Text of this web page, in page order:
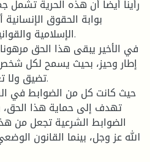
بوابة الحقوق
الإسلامية
إطار وحيز، بحيث يسمح لكل
تضيق ولا
تهدف إلى حماية هذا الحق،
الضوابط الشرعية تجعل من
الله عز وجل، بينما القانون